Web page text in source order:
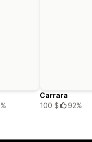
Carrara
100 $
92%